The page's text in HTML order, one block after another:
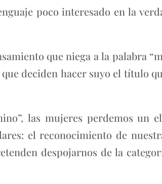
poco interesado en la
que niega a la palabra
deciden hacer suyo el título
las mujeres perdemos un
el reconocimiento de
despojarnos de la